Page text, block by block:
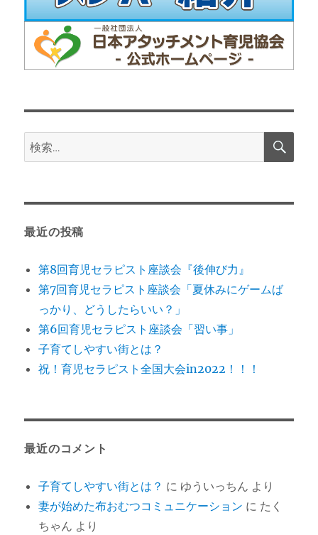
会
in2022！！！
に
検
索:
検
最近の投稿
第8回育児セラピスト座談会『後伸び力』
第7回育児セラピスト座談会「夏休みにゲームば
っかり、どうしたらいい？」
第6回育児セラピスト座談会「習い事」
子育てしやすい街とは？
祝！育児セラピスト全国大会in2022！！！
最近のコメント
子育てしやすい街とは？ に ゆういっちん より
妻が始めた布おむつコミュニケーション に たく
ちゃん より